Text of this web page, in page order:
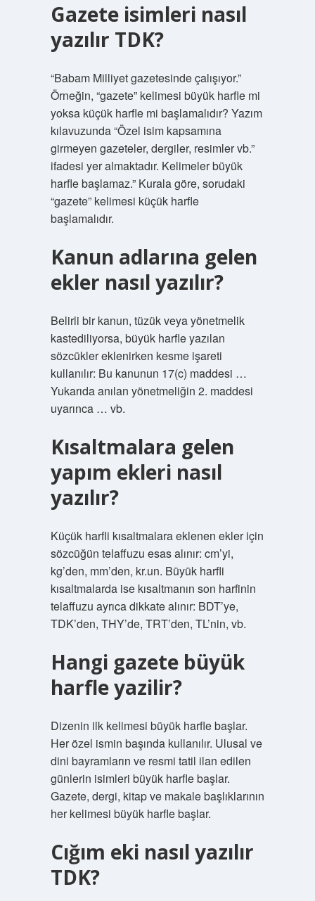
Gazete isimleri nasıl
yazılır TDK?
“Babam Milliyet gazetesinde çalışıyor.”
Örneğin, “gazete” kelimesi büyük harfle mi
yoksa küçük harfle mi başlamalıdır? Yazım
kılavuzunda “Özel isim kapsamına
girmeyen gazeteler, dergiler, resimler vb.”
ifadesi yer almaktadır. Kelimeler büyük
harfle başlamaz.” Kurala göre, sorudaki
“gazete” kelimesi küçük harfle
başlamalıdır.
Kanun adlarına gelen
ekler nasıl yazılır?
Belirli bir kanun, tüzük veya yönetmelik
kastediliyorsa, büyük harfle yazılan
sözcükler eklenirken kesme işareti
kullanılır: Bu kanunun 17(c) maddesi …
Yukarıda anılan yönetmeliğin 2. maddesi
uyarınca … vb.
Kısaltmalara gelen
yapım ekleri nasıl
yazılır?
Küçük harfli kısaltmalara eklenen ekler için
sözcüğün telaffuzu esas alınır: cm’yi,
kg’den, mm’den, kr.un. Büyük harfli
kısaltmalarda ise kısaltmanın son harfinin
telaffuzu ayrıca dikkate alınır: BDT’ye,
TDK’den, THY’de, TRT’den, TL’nin, vb.
Hangi gazete büyük
harfle yazilir?
Dizenin ilk kelimesi büyük harfle başlar.
Her özel ismin başında kullanılır. Ulusal ve
dini bayramların ve resmi tatil ilan edilen
günlerin isimleri büyük harfle başlar.
Gazete, dergi, kitap ve makale başlıklarının
her kelimesi büyük harfle başlar.
Cığım eki nasıl yazılır
TDK?